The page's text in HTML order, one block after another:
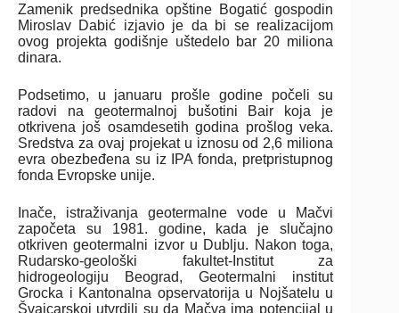
Zamenik predsednika opštine Bogatić gospodin
Miroslav Dabić izjavio je da bi se realizacijom
ovog projekta godišnje uštedelo bar 20 miliona
dinara.
Podsetimo, u januaru prošle godine počeli su
radovi na geotermalnoj bušotini Bair koja je
otkrivena još osamdesetih godina prošlog veka.
Sredstva za ovaj projekat u iznosu od 2,6 miliona
evra obezbeđena su iz IPA fonda, pretpristupnog
fonda Evropske unije.
Inače, istraživanja geotermalne vode u Mačvi
započeta su 1981. godine, kada je slučajno
otkriven geotermalni izvor u Dublju. Nakon toga,
Rudarsko-geološki fakultet-Institut za
hidrogeologiju Beograd, Geotermalni institut
Grocka i Kantonalna opservatorija u Nojšatelu u
Švajcarskoj utvrdili su da Mačva ima potencijal u